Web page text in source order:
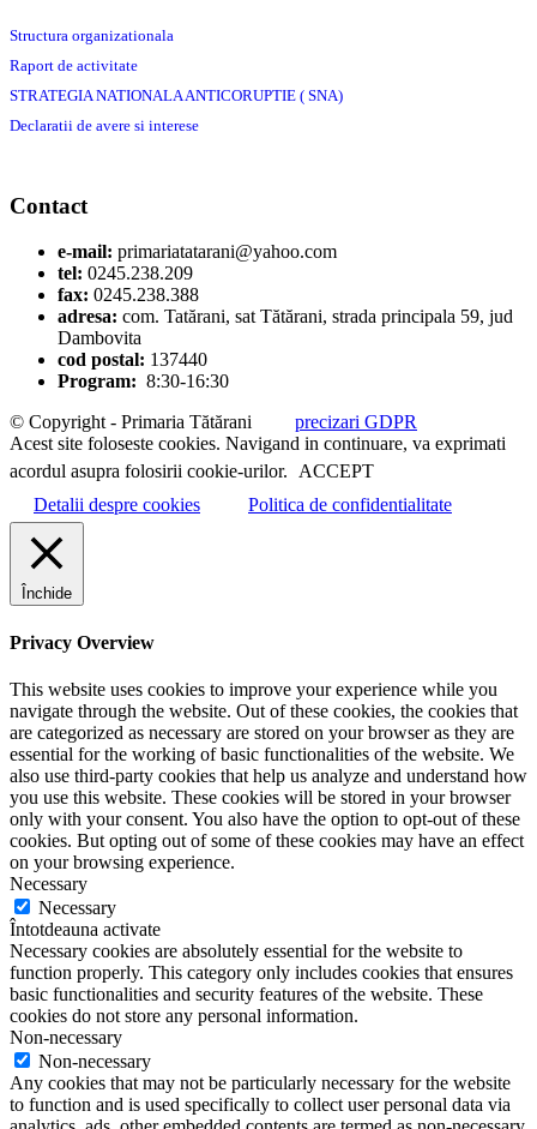
Structura organizationala
Raport de activitate
STRATEGIA NATIONALA ANTICORUPTIE ( SNA)
Declaratii de avere si interese
Contact
e-mail: primariatatarani@yahoo.com
tel: 0245.238.209
fax: 0245.238.388
adresa: com. Tatărani, sat Tătărani, strada principala 59, jud
Dambovita
cod postal: 137440
Program: 8:30-16:30
© Copyright - Primaria Tătărani precizari GDPR
Acest site foloseste cookies. Navigand in continuare, va exprimati
acordul asupra folosirii cookie-urilor. ACCEPT
Detalii despre cookies
Politica de confidentialitate
Închide
Privacy Overview
This website uses cookies to improve your experience while you
navigate through the website. Out of these cookies, the cookies that
are categorized as necessary are stored on your browser as they are
essential for the working of basic functionalities of the website. We
also use third-party cookies that help us analyze and understand how
you use this website. These cookies will be stored in your browser
only with your consent. You also have the option to opt-out of these
cookies. But opting out of some of these cookies may have an effect
on your browsing experience.
Necessary
Necessary
Întotdeauna activate
Necessary cookies are absolutely essential for the website to
function properly. This category only includes cookies that ensures
basic functionalities and security features of the website. These
cookies do not store any personal information.
Non-necessary
Non-necessary
Any cookies that may not be particularly necessary for the website
to function and is used specifically to collect user personal data via